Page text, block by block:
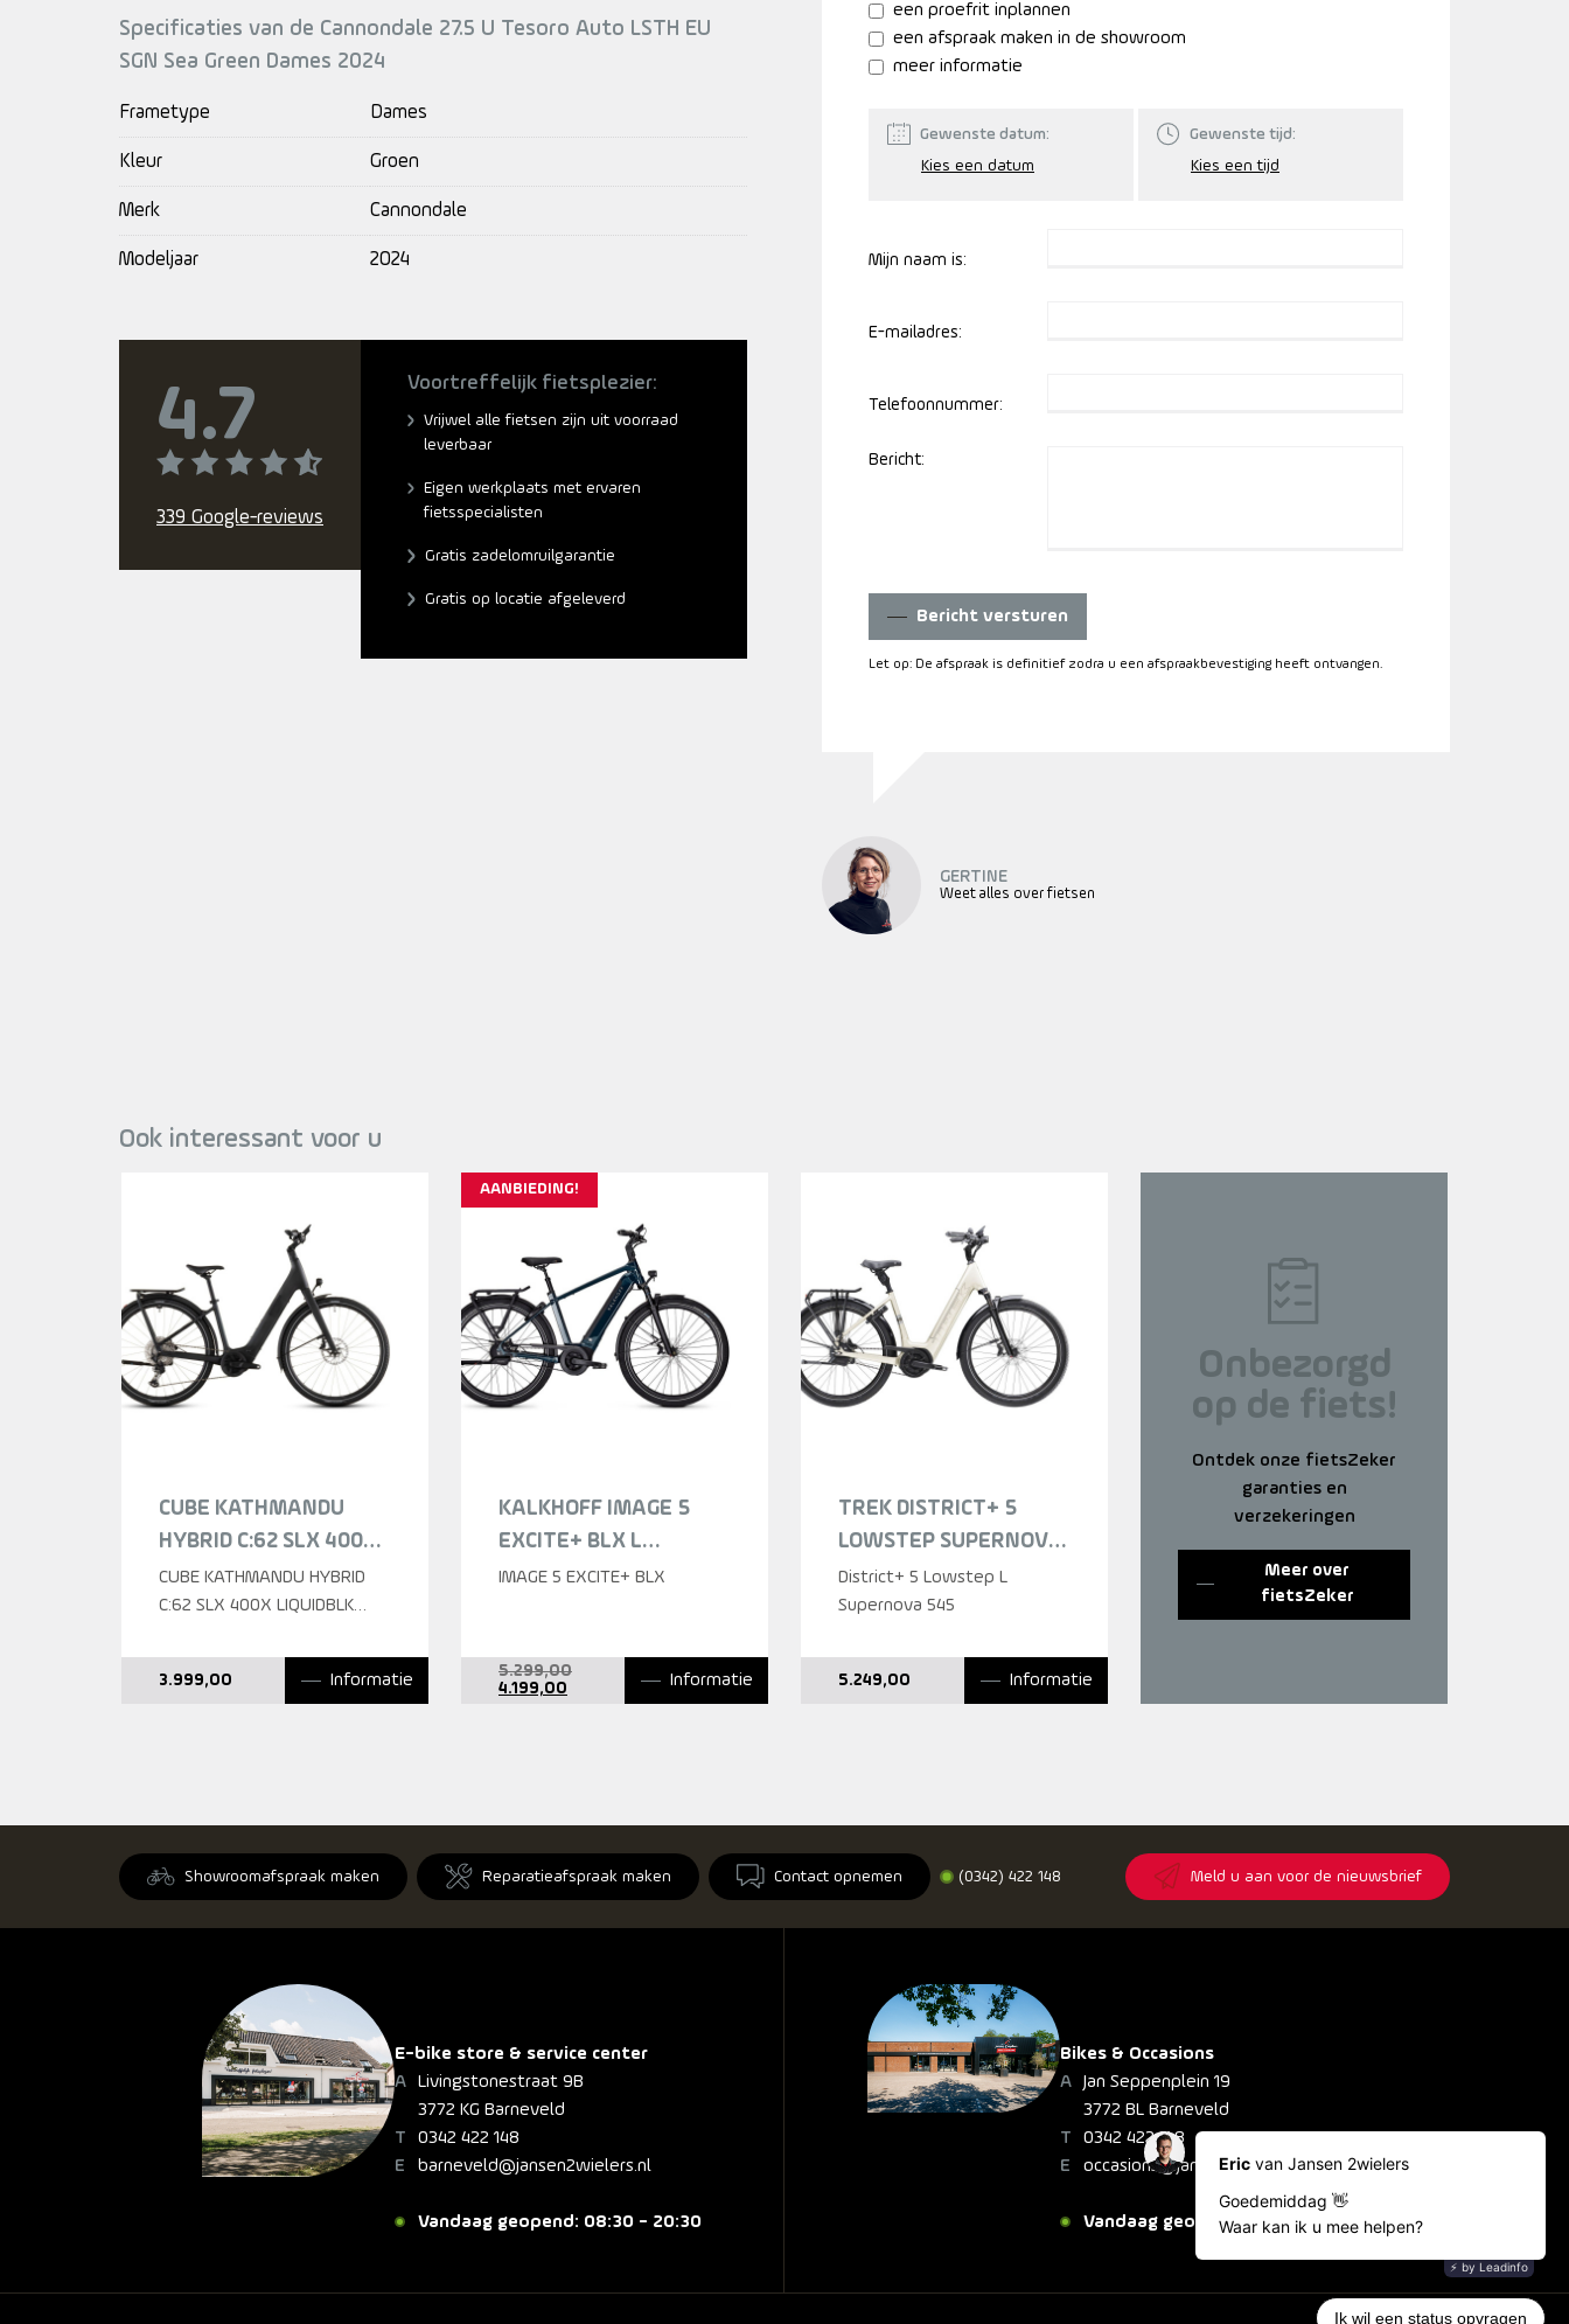
Specificaties van de Cannondale 27.5 U Tesoro Auto LSTH EU
SGN Sea Green Dames 2024
Frametype Dames
Kleur Groen
Merk Cannondale
Modeljaar 2024
4.7
339 Google-reviews
Voortreffelijk fietsplezier:
Vrijwel alle fietsen zijn uit voorraad
leverbaar
Eigen werkplaats met ervaren
fietsspecialisten
Gratis zadelomruilgarantie
Gratis op locatie afgeleverd
een proefrit inplannen
een afspraak maken in de showroom
meer informatie
Gewenste datum: Gewenste tijd:
Mijn naam is:
E-mailadres:
Telefoonnummer:
Bericht:
Bericht versturen
Let op: De afspraak is definitief zodra u een afspraakbevestiging heeft ontvangen.
GERTINE
Weet alles over fietsen
Ook interessant voor u
CUBE KATHMANDU
HYBRID C:62 SLX 400X
LIQUIDBLACK/BLUEDUS
LIQUIDBLACK/BLUEDUST
CUBE KATHMANDU HYBRID
C:62 SLX 400X LIQUIDBLK
3.999,00 Informatie
AANBIEDING!
KALKHOFF IMAGE 5
EXCITE+ BLX L
DARKSPRINGS GLOSSY
IMAGE 5 EXCITE+ BLX
5.299,00Oorspronkelijke
4.199,00 Informatie
TREK DISTRICT+ 5
LOWSTEP SUPERNOVA
DAMES 2026
District+ 5 Lowstep L
Supernova 545
5.249,00 Informatie
Onbezorgd
op de fiets!
Ontdek onze fietsZeker
garanties en
verzekeringen
Meer over
fietsZeker
Showroomafspraak maken Reparatieafspraak maken Contact opnemen (0342) 422 148 Meld u aan voor de nieuwsbrief
E-bike store & service center
Livingstonestraat 9B
3772 KG Barneveld
0342 422 148
barneveld@jansen2wielers.nl
Vandaag geopend: 08:30 - 20:30
Bikes & Occasions
Jan Seppenplein 19
3772 BL Barneveld
0342 422 148
occasions@jansen2wielers.nl
Vandaag geopend: 08:30 - 20:30